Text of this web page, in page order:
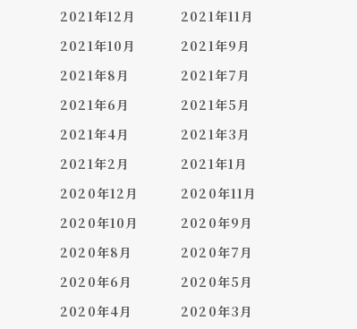
2021年12月
2021年11月
2021年10月
2021年9月
2021年8月
2021年7月
2021年6月
2021年5月
2021年4月
2021年3月
2021年2月
2021年1月
2020年12月
2020年11月
2020年10月
2020年9月
2020年8月
2020年7月
2020年6月
2020年5月
2020年4月
2020年3月